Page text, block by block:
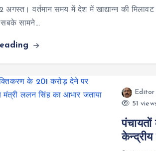
अगस्त। वर्तमान समय में देश में खाद्यान्न की
सबके सामने…
Editor
51